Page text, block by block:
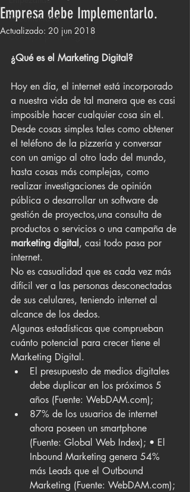
Tu comunidad
Consejos para bloguear
Empresa debe Implementarlo.
Actualizado: 20 jun 2018
¿Qué es el Marketing Digital?
Hoy en día, el internet está incorporado
a nuestra vida de tal manera que es casi
imposible hacer cualquier cosa sin el.
Desde cosas simples tales como obtener
el teléfono de la pizzería y conversar
con un amigo al otro lado del mundo,
hasta cosas más complejas, como
realizar investigaciones de opinión
pública o desarrollar un software de
gestión de proyectos,una consulta de
productos o servicios o una campaña de
marketing digital , casi todo pasa por
internet.
No es casualidad que es cada vez más
difícil ver a las personas desconectadas
de sus celulares, teniendo internet al
alcance de los dedos.
Algunas estadísticas que comprueban
cuánto potencial para crecer tiene el
Marketing Digital.
El presupuesto de medios digitales
debe duplicar en los próximos 5
años (Fuente: WebDAM.com);
87% de los usuarios de internet
ahora poseen un smartphone
(Fuente: Global Web Index); • El
Inbound Marketing genera 54%
más Leads que el Outbound
Marketing (Fuente: WebDAM.com);